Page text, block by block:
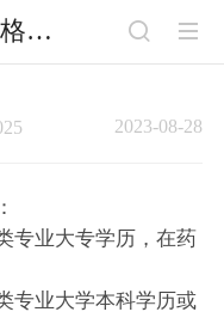
考执业药师资格证报名条件
2023-08-28
专业大专学历，在药
专业大学本科学历或